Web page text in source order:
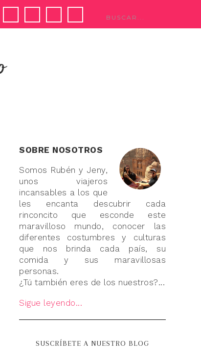
SOBRE NOSOTROS
Somos Rubén y Jeny,
unos viajeros
incansables a los que
les encanta descubrir cada
rinconcito que esconde este
maravilloso mundo, conocer las
diferentes costumbres y culturas
que nos brinda cada país, su
comida y sus maravillosas
personas.
¿Tú también eres de los nuestros?...
Sigue leyendo...
SUSCRÍBETE A NUESTRO BLOG